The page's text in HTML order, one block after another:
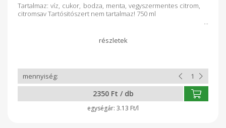
Tartalmaz: víz, cukor, bodza, menta, vegyszermentes citrom,
citromsav Tartósitószert nem tartalmaz! 750 ml
2350 Ft / db
3.13 Ft/l